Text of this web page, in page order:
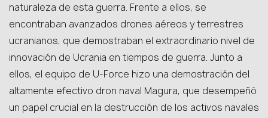
naturaleza de esta guerra. Frente a ellos, se
encontraban avanzados drones aéreos y terrestres
ucranianos, que demostraban el extraordinario nivel de
innovación de Ucrania en tiempos de guerra. Junto a
ellos, el equipo de U-Force hizo una demostración del
altamente efectivo dron naval Magura, que desempeñó
un papel crucial en la destrucción de los activos navales